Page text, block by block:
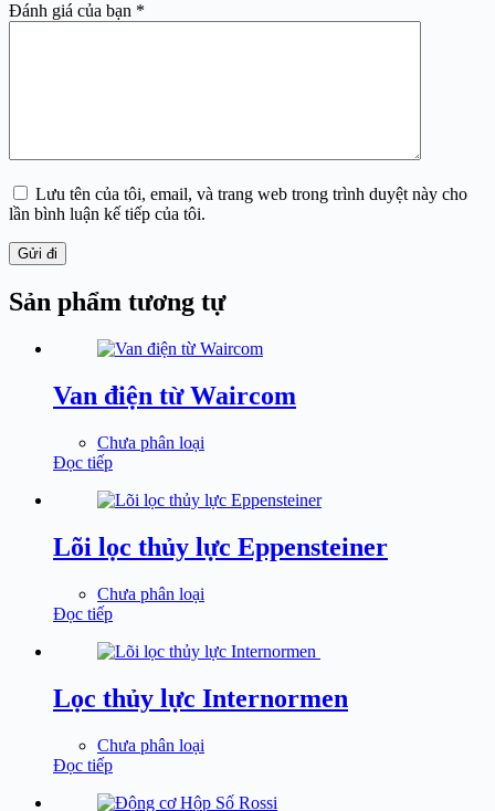
Đánh giá của bạn *
Lưu tên của tôi, email, và trang web trong trình duyệt này cho
lần bình luận kế tiếp của tôi.
Gửi đi
Sản phẩm tương tự
Van điện từ Waircom
Chưa phân loại
Đọc tiếp
Lõi lọc thủy lực Eppensteiner
Chưa phân loại
Đọc tiếp
Lọc thủy lực Internormen
Chưa phân loại
Đọc tiếp